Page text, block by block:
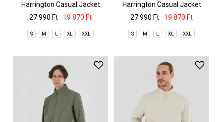
Harrington Casual Jacket
27 990 Ft
19 870 Ft
S M L XL XXL
Harrington Casual Jacket
27 990 Ft
19 870 Ft
S M L XL XXL